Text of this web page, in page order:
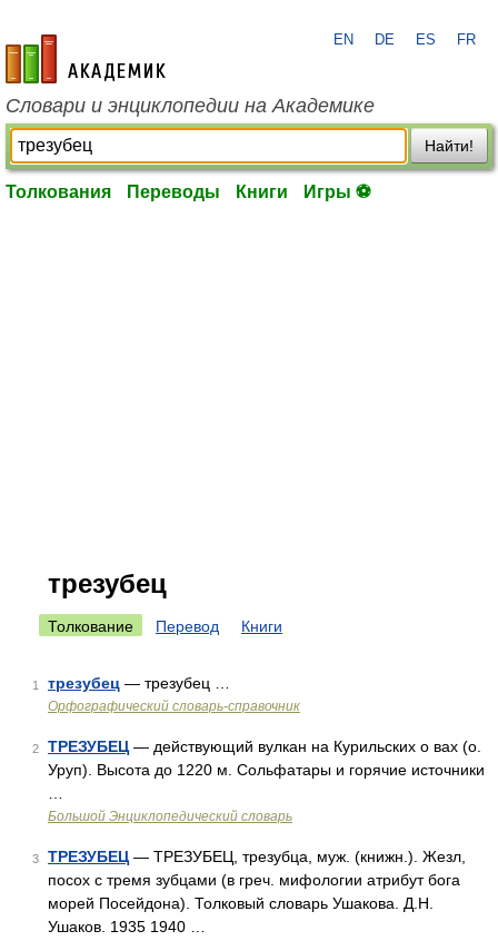
academic.ru
EN DE ES FR
Словари и энциклопедии на Академике
Найти!
Толкования Переводы Книги Игры ⚽
трезубец
Толкование Перевод Книги
1 трезубец — трезубец …
Орфографический словарь-справочник
2 ТРЕЗУБЕЦ — действующий вулкан на Курильских о вах (о.
Уруп). Высота до 1220 м. Сольфатары и горячие источники
Большой Энциклопедический словарь
3 ТРЕЗУБЕЦ — ТРЕЗУБЕЦ, трезубца, муж. (книжн.). Жезл,
посох с тремя зубцами (в греч. мифологии атрибут бога
морей Посейдона). Толковый словарь Ушакова. Д.Н.
Ушаков. 1935 1940 …